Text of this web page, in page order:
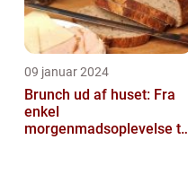
09 januar 2024
Brunch ud af huset: Fra
enkel
morgenmadsoplevelse til